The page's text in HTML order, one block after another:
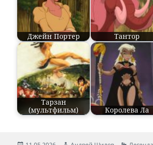
Джейн Портер Тантор
Тарзан
(мультфильм)
Королева Ла